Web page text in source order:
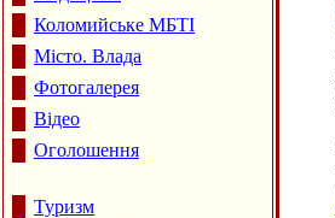
Коломийське МБТІ
Місто. Влада
Фотогалерея
Відео
Оголошення
Туризм